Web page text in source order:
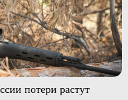
потери растут